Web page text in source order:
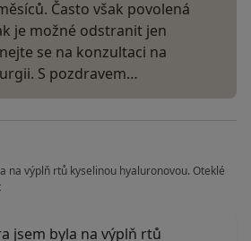
Často však povolená
je možné odstranit jen
se na konzultaci na
S pozdravem…
na výplň rtů kyselinou hyaluronovou. Oteklé
jsem byla na výplň rtů